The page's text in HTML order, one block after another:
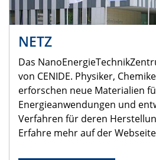
NETZ
Das
von CENIDE. Physiker,
erforschen neue Materialien
Energieanwendungen und
Verfahren für deren
Erfahre mehr auf der Webseite